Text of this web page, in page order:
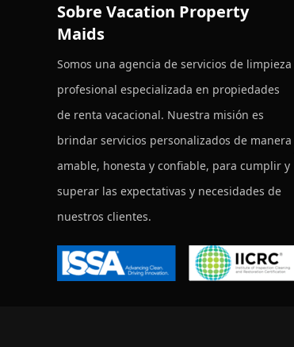
Sobre Vacation Property
Maids
Somos una agencia de servicios de limpieza
profesional especializada en propiedades
de renta vacacional. Nuestra misión es
brindar servicios personalizados de manera
amable, honesta y confiable, para cumplir y
superar las expectativas y necesidades de
nuestros clientes.